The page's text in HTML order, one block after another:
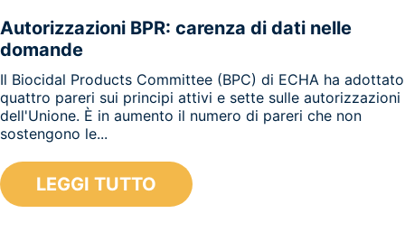
Autorizzazioni BPR: carenza di dati nelle
domande
Il Biocidal Products Committee (BPC) di ECHA ha adottato
quattro pareri sui principi attivi e sette sulle autorizzazioni
dell'Unione. È in aumento il numero di pareri che non
sostengono le...
LEGGI TUTTO